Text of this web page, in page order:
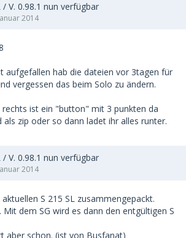
/ V. 0.98.1 nun verfügbar
2014
aufgefallen hab die dateien vor 3tagen für
vergessen das beim Solo zu ändern.
ist ein "button" mit 3 punkten da
zip oder so dann ladet ihr alles runter.
/ V. 0.98.1 nun verfügbar
2014
S 215 SL zusammengepackt.
Mit dem SG wird es dann den entgültigen S
aber schon. (ist von Busfanat)